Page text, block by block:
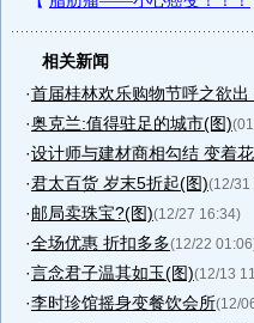
相关新闻
·首届桂林欢乐购物节呼之欲
·奥克兰:值得驻足的城市(图)
·设计师与建材商相勾结 变着
·君太百货 岁末5折起(图)(12/31
·邮局卖珠宝?(图)(12/27 16:34)
·全场优惠 折扣多多(12/22
·言念君子温其如玉(图)(12/13
·李时珍馆摇身变餐饮会所(12/